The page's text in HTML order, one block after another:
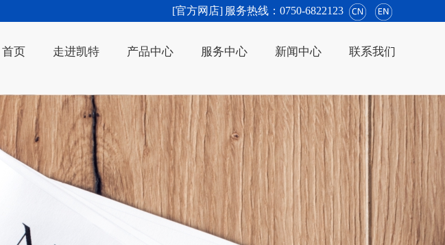
[官方网店] 服务热线：0750-6822123
首页 走进凯特 产品中心 服务中心 新闻中心 联系我们